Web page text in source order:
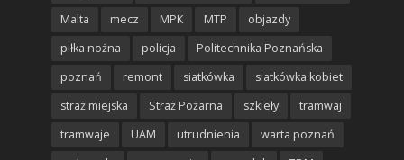
Malta
mecz MPK MTP
objazdy
piłka nożna
policja
Politechnika Poznańska
poznań
remont siatkówka
siatkówka kobiet
straż miejska
Straż Pożarna szkieły
tramwaj
tramwaje
UAM utrudnienia
warta poznań